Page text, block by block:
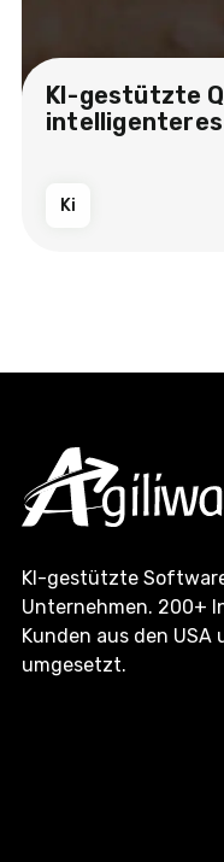
KI-gestützte
Ki
KI-gestützte
Unternehmen. 200+
Kunden aus den
umgesetzt.